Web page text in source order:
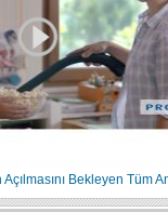
Açılmasını Bekleyen Tüm